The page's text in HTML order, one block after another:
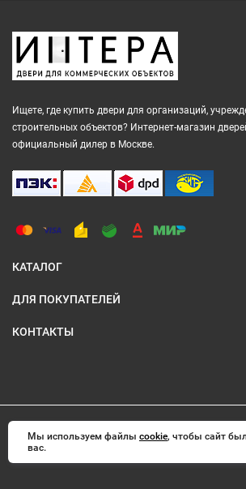
Ищете, где купить двери для организаций,
строительных объектов? Интернет-магазин
официальный дилер в Москве.
КАТАЛОГ
ДЛЯ ПОКУПАТЕЛЕЙ
КОНТАКТЫ
© 2008-2026 Interadoors.ru Все
Мы используем файлы cookie, чтобы сайт
вас.